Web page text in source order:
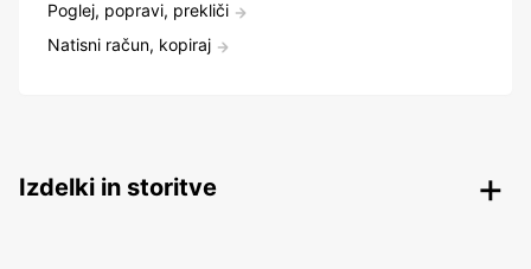
Poglej, popravi, prekliči
Natisni račun, kopiraj
Izdelki in storitve